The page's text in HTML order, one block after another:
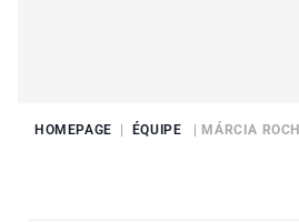
HOMEPAGE ÉQUIPE | MÁRCIA